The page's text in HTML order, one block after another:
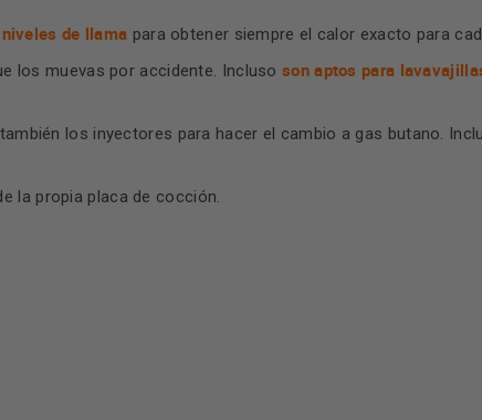
de llama para obtener siempre el calor exacto para
los muevas por accidente. Inclusoson aptos para
los inyectores para hacer el cambio a gas butano.
la propia placa de cocción.